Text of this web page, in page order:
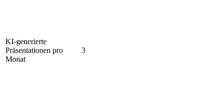
KI-generierte
Präsentationen pro
Monat
3